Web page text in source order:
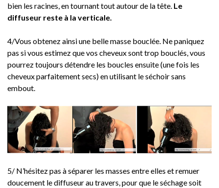
bien les racines, en tournant tout autour de la tête. Le
diffuseur reste à la verticale.
4/Vous obtenez ainsi une belle masse bouclée. Ne paniquez
pas si vous estimez que vos cheveux sont trop bouclés, vous
pourrez toujours détendre les boucles ensuite (une fois les
cheveux parfaitement secs) en utilisant le séchoir sans
embout.
5/ N’hésitez pas à séparer les masses entre elles et remuer
doucement le diffuseur au travers, pour que le séchage soit